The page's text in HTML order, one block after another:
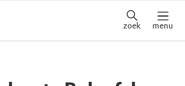
zoek menu